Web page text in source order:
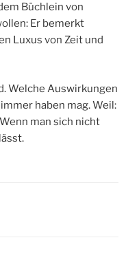
Büchlein von
Er bemerkt
Luxus von Zeit und
Welche Auswirkungen
haben mag. Weil:
man sich nicht